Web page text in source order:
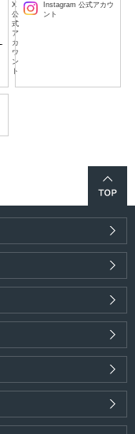
X
公
式
ア
カ
ウ
ン
ト
Instagram 公式アカウ
ント